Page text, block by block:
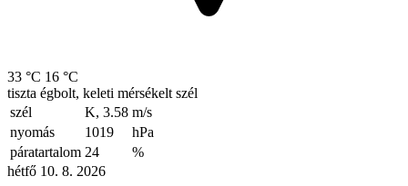
33 °C 16 °C
tiszta égbolt, keleti mérsékelt szél
szél
K, 3.58 m/s
nyomás
1019
hPa
páratartalom 24
%
hétfő 10. 8. 2026